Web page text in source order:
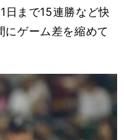
日まで15連勝など快
ゲーム差を縮めて